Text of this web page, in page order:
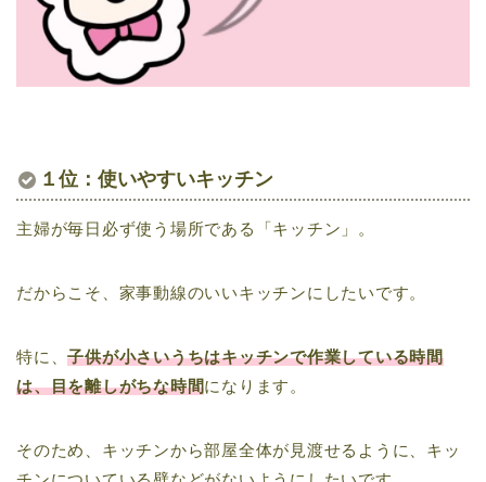
１位：使いやすいキッチン
主婦が毎日必ず使う場所である「キッチン」。
だからこそ、家事動線のいいキッチンにしたいです。
特に、子供が小さいうちはキッチンで作業している時間
は、目を離しがちな時間になります。
そのため、キッチンから部屋全体が見渡せるように、キッ